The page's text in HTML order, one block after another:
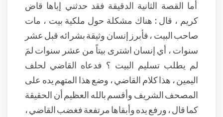
أما القصة الثانية الدقيقة فقد حدثني إياها قاض
كريم ، قال : هناك مشكلة حول ملكية بيت ، مات
صاحب البيت ، فأبرز إنسان وثيقة بشرائه قبل عشر
سنوات ، أي إنسان اشترى بيتاً من عشر سنوات لمَ
لم يطلب تسليم البيت ؟ فدعاه القاضي لحلف
اليمين ، هذا كلام القاضي ، وضع هذا المتهم يده على
المصحف الشريف وأقسم بالله العظيم أن الحقيقة
كما قال ، ورفع يده وأبقاها مرتفعة فغضب القاضي ،